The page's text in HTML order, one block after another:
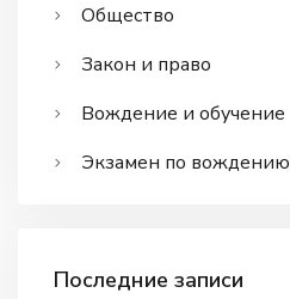
Общество
Закон и право
Вождение и обучение
Экзамен по вождению
Последние записи